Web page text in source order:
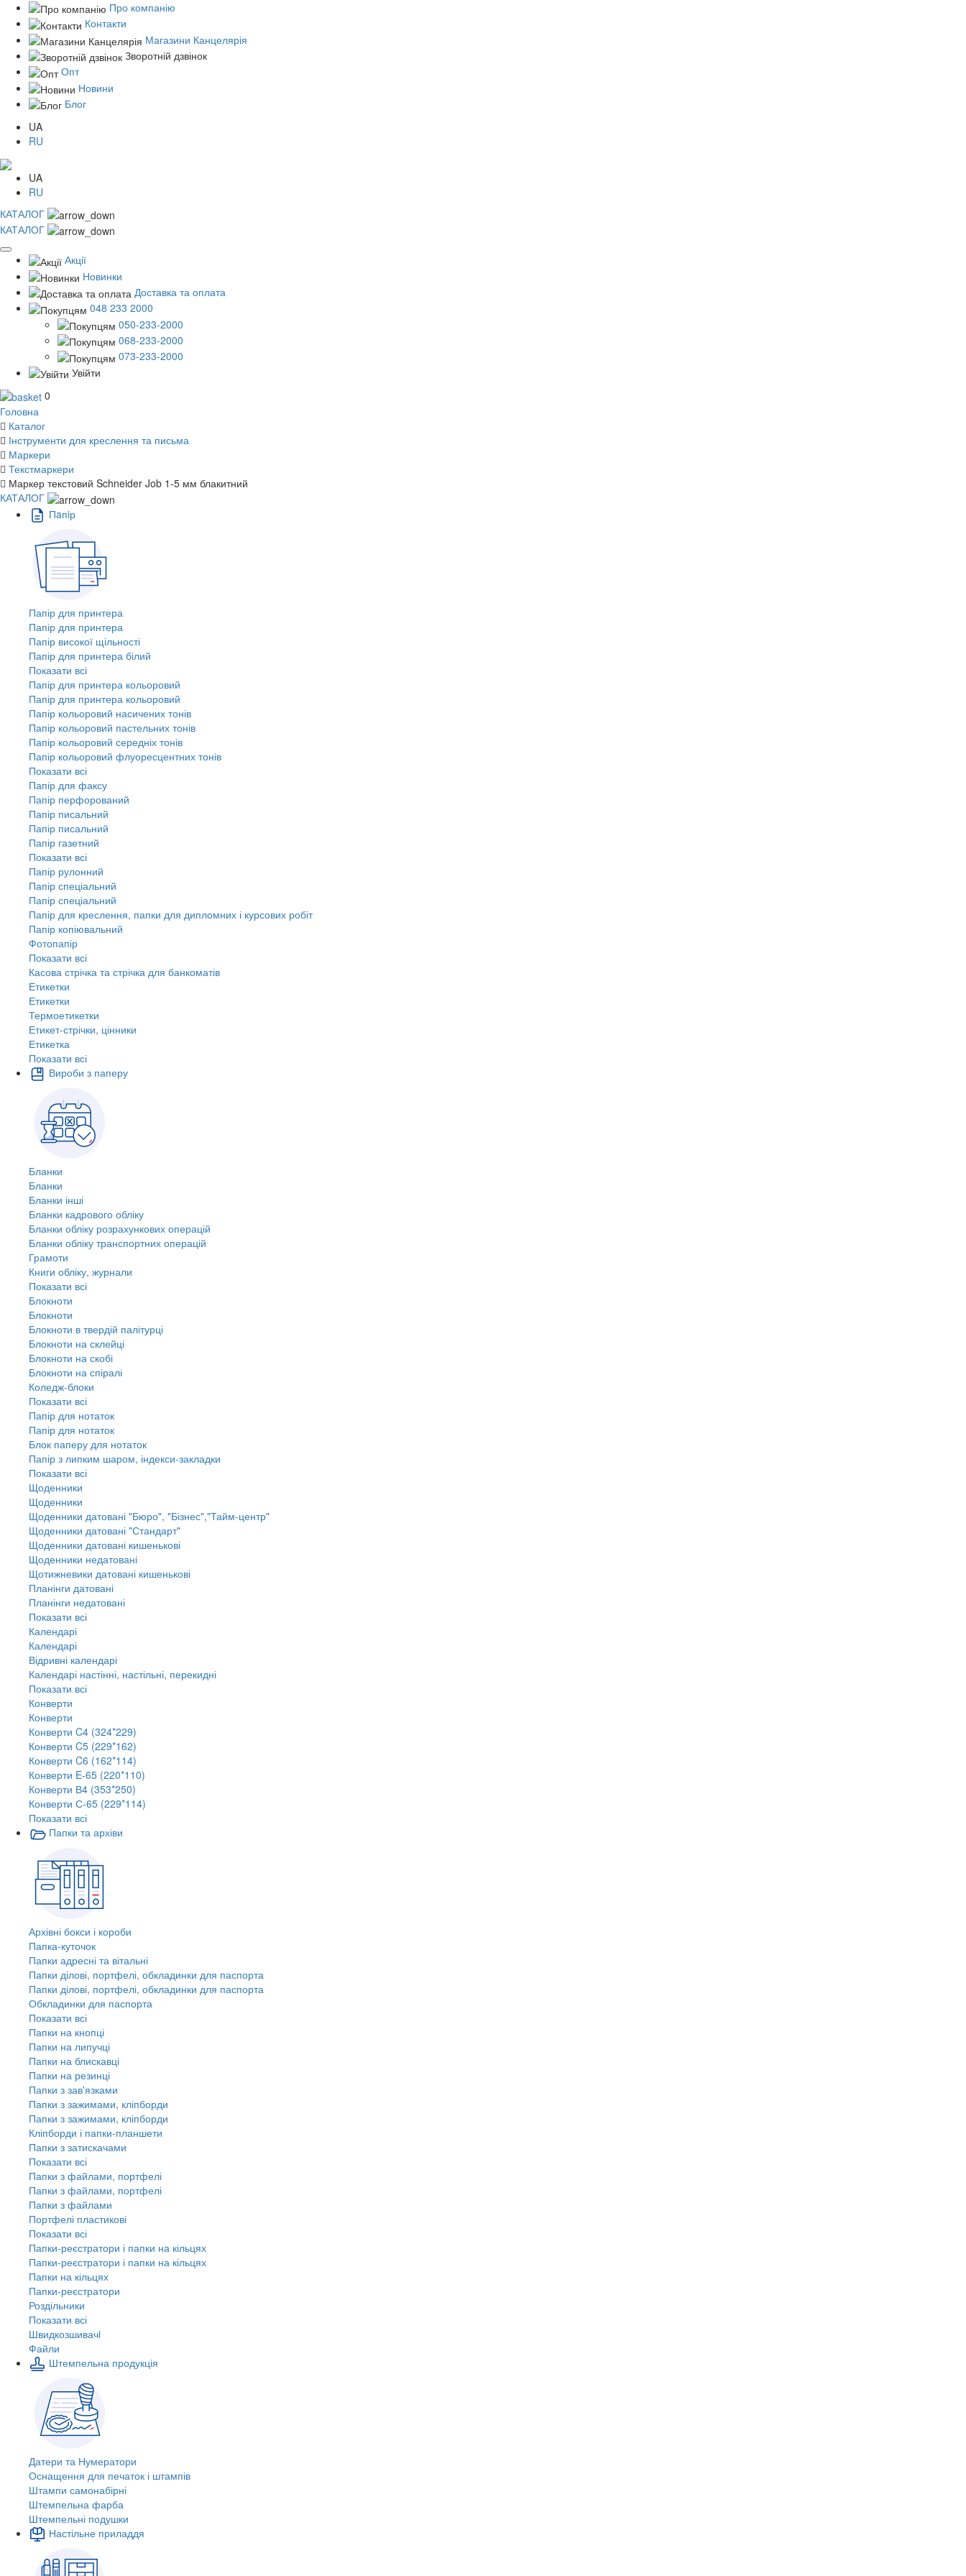
Про компанію
Контакти
Магазини Канцелярія
Зворотній дзвінок
Опт
Новини
Блог
UA
RU
UA
RU
КАТАЛОГ
КАТАЛОГ
Акції
Новинки
Доставка та оплата
048 233 2000
050-233-2000
068-233-2000
073-233-2000
Увійти
0
Головна
Каталог
Інструменти для креслення та письма
Маркери
Текстмаркери
Маркер текстовий Schneider Job 1-5 мм блакитний
КАТАЛОГ
Пaпiр
Папір для принтера
Папір для принтера
Папір високої щільності
Папір для принтера білий
Показати всі
Папір для принтера кольоровий
Папір для принтера кольоровий
Папір кольоровий насичених тонів
Папір кольоровий пастельних тонів
Папір кольоровий середніх тонів
Папір кольоровий флуоресцентних тонів
Показати всі
Папір для факсу
Папір перфорований
Папір писальний
Папір писальний
Папір газетний
Показати всі
Папір рулонний
Папір спеціальний
Папір спеціальний
Папір для креслення, папки для дипломних і курсових робіт
Папір копіювальний
Фотопапір
Показати всі
Касова стрічка та стрічка для банкоматів
Етикетки
Етикетки
Термоетикетки
Етикет-стрічки, цінники
Етикетка
Показати всі
Вироби з паперу
Бланки
Бланки
Бланки інші
Бланки кадрового обліку
Бланки обліку розрахункових операцій
Бланки обліку транспортних операцій
Грамоти
Книги обліку, журнали
Показати всі
Блокноти
Блокноти
Блокноти в твердій палітурці
Блокноти на склейці
Блокноти на скобі
Блокноти на спіралі
Коледж-блоки
Показати всі
Папір для нотаток
Папір для нотаток
Блок паперу для нотаток
Папір з липким шаром, індекси-закладки
Показати всі
Щоденники
Щоденники
Щоденники датовані "Бюро", "Бізнес","Тайм-центр"
Щоденники датовані "Стандарт"
Щоденники датовані кишенькові
Щоденники недатовані
Щотижневики датовані кишенькові
Планінги датовані
Планінги недатовані
Показати всі
Календарі
Календарі
Відривні календарі
Календарі настінні, настільні, перекидні
Показати всі
Конверти
Конверти
Конверти C4 (324*229)
Конверти C5 (229*162)
Конверти C6 (162*114)
Конверти E-65 (220*110)
Конверти В4 (353*250)
Конверти С-65 (229*114)
Показати всі
Папки та архіви
Архівні бокси і короби
Папка-куточок
Папки адресні та вітальні
Папки ділові, портфелі, обкладинки для паспорта
Папки ділові, портфелі, обкладинки для паспорта
Обкладинки для паспорта
Показати всі
Папки на кнопці
Папки на липучці
Папки на блискавці
Папки на резинці
Папки з зав'язками
Папки з зажимами, кліпборди
Папки з зажимами, кліпборди
Кліпборди і папки-планшети
Папки з затискачами
Показати всі
Папки з файлами, портфелі
Папки з файлами, портфелі
Папки з файлами
Портфелі пластикові
Показати всі
Папки-реєстратори і папки на кільцях
Папки-реєстратори і папки на кільцях
Папки на кільцях
Папки-реєстратори
Роздільники
Показати всі
Швидкозшивачi
Файли
Штемпельна продукція
Датери та Нумератори
Оснащення для печаток і штампів
Штампи самонабірні
Штемпельна фарба
Штемпельні подушки
Настільне приладдя